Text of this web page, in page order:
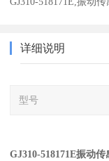
详细说明
型号
GJ310-518171E振动